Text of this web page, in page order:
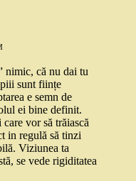
că nu dai tu
sunt ființe
e semn de
ei bine definit.
vor să trăiască
in regulă să tinzi
Viziunea ta
se vede rigiditatea